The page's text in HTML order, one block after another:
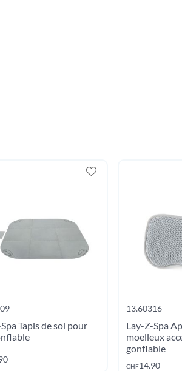
Tapis de sol pour
13.60316
Lay-Z-Spa
moelleux
gonflable
CHF14.90